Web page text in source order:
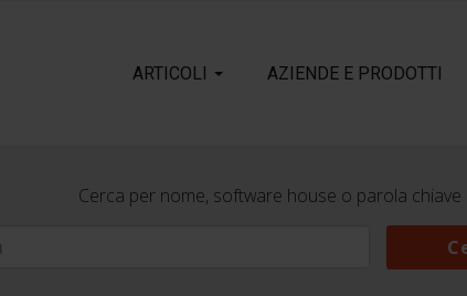
ARTICOLI AZIENDE E PRODOTTI
Cerca per nome, software house o parola chiave